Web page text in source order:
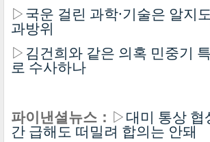
▷국운 걸린 과학·기술은 알지
과방위
▷ 김건희와 같은 의혹 민중기
로 수사하나
파이낸셜뉴스： ▷대미 통상 협
간 급해도 떠밀려 합의는 안돼